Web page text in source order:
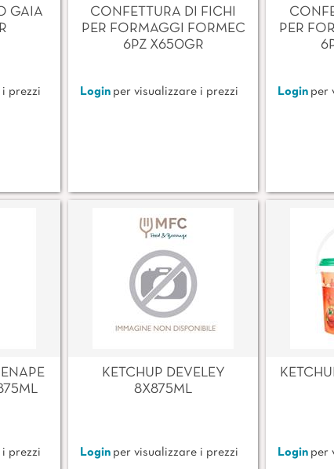
GAIA
prezzi
CONFETTURA DI FICHI
PER FORMAGGI FORMEC
6PZ X650GR
Login per visualizzare i prezzi
PER
Login per
prezzi
KETCHUP DEVELEY
8X875ML
Login per visualizzare i prezzi Login per